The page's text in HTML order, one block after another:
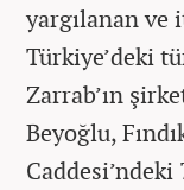
yargılanan ve
Türkiye’deki
Zarrab’ın
Beyoğlu,